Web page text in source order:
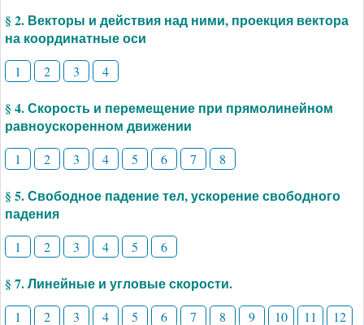
§ 2. Векторы и действия над ними, проекция вектора
на координатные оси
1 2 3 4
§ 4. Скорость и перемещение при прямолинейном
равноускоренном движении
1 2 3 4 5 6 7 8
§ 5. Свободное падение тел, ускорение свободного
падения
1 2 3 4 5 6
§ 7. Линейные и угловые скорости.
1 2 3 4 5 6 7 8 9 10 11 12